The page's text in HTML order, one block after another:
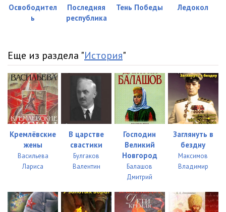
Освободител
ь
Последняя
республика
Тень Победы Ледокол
Еще из раздела "История"
Кремлёвские
жены
Васильева
Лариса
В царстве
свастики
Булгаков
Валентин
Господин
Великий
Новгород
Балашов
Дмитрий
Заглянуть в
бездну
Максимов
Владимир